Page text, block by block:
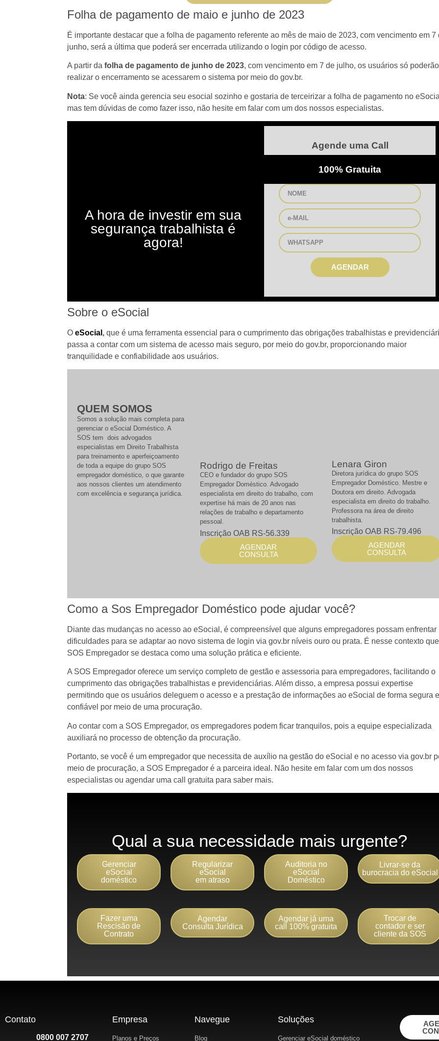
Folha de pagamento de maio e junho de 2023
É importante destacar que a folha de pagamento referente ao mês de maio de 2023, com vencimento em 7
junho, será a última que poderá ser encerrada utilizando o login por código de acesso.
A partir da folha de pagamento de junho de 2023, com vencimento em 7 de julho, os usuários só poderão
realizar o encerramento se acessarem o sistema por meio do gov.br.
Nota: Se você ainda gerencia seu esocial sozinho e gostaria de terceirizar a folha de pagamento no
mas tem dúvidas de como fazer isso, não hesite em falar com um dos nossos especialistas.
A hora de investir em sua
segurança trabalhista é
agora!
Agende uma Call
100% Gratuita
AGENDAR
Sobre o eSocial
O eSocial , que é uma ferramenta essencial para o cumprimento das obrigações trabalhistas e
passa a contar com um sistema de acesso mais seguro, por meio do gov.br, proporcionando maior
tranquilidade e confiabilidade aos usuários.
QUEM SOMOS
Somos a solução mais completa para
gerenciar o eSocial Doméstico. A
SOS tem dois advogados
especialistas em Direito Trabalhista
para treinamento e aperfeiçoamento
de toda a equipe do grupo SOS
empregador doméstico, o que garante
aos nossos clientes um atendimento
com excelência e segurança jurídica.
Rodrigo de Freitas
CEO e fundador do grupo SOS
Empregador Doméstico. Advogado
especialista em direito do trabalho, com
expertise há mais de 20 anos nas
relações de trabalho e departamento
pessoal.
Inscrição OAB RS-56.339
AGENDAR
CONSULTA
Lenara Giron
Diretora jurídica do grupo SOS
Empregador Doméstico. Mestre e
Doutora em direito. Advogada
especialista em direito do trabalho.
Professora na área de direito
trabalhista.
Inscrição OAB RS-79.496
AGENDAR
CONSULTA
Como a Sos Empregador Doméstico pode ajudar você?
Diante das mudanças no acesso ao eSocial, é compreensível que alguns empregadores possam enfrentar
dificuldades para se adaptar ao novo sistema de login via gov.br níveis ouro ou prata. É nesse contexto
SOS Empregador se destaca como uma solução prática e eficiente.
A SOS Empregador oferece um serviço completo de gestão e assessoria para empregadores, facilitando o
cumprimento das obrigações trabalhistas e previdenciárias. Além disso, a empresa possui expertise
permitindo que os usuários deleguem o acesso e a prestação de informações ao eSocial de forma segura e
confiável por meio de uma procuração.
Ao contar com a SOS Empregador, os empregadores podem ficar tranquilos, pois a equipe especializada
auxiliará no processo de obtenção da procuração.
Portanto, se você é um empregador que necessita de auxílio na gestão do eSocial e no acesso via gov.br
meio de procuração, a SOS Empregador é a parceira ideal. Não hesite em falar com um dos nossos
especialistas ou agendar uma call gratuita para saber mais.
Qual a sua necessidade mais urgente?
Gerenciar
eSocial
doméstico
Regularizar
eSocial
em atraso
Auditoria no
eSocial
Doméstico
Livrar-se da
burocracia do eSocial
Fazer uma
Rescisão de
Contrato
Agendar
Consulta Jurídica
Agendar já uma
call 100% gratuita
Trocar de
contador e ser
cliente da SOS
Contato
0800 007 2707
Empresa
Planos e Preços
Navegue
Blog
Soluções
Gerenciar eSocial doméstico